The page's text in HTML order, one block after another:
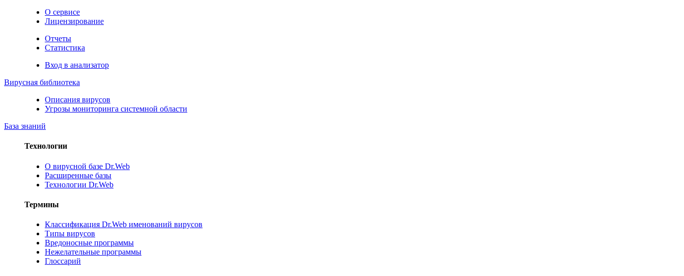
О сервисе
Лицензирование
Отчеты
Статистика
Вход в анализатор
Вирусная библиотека
Описания вирусов
Угрозы мониторинга системной области
База знаний
Технологии
О вирусной базе Dr.Web
Расширенные базы
Технологии Dr.Web
Термины
Классификация Dr.Web именований вирусов
Типы вирусов
Вредоносные программы
Нежелательные программы
Глоссарий